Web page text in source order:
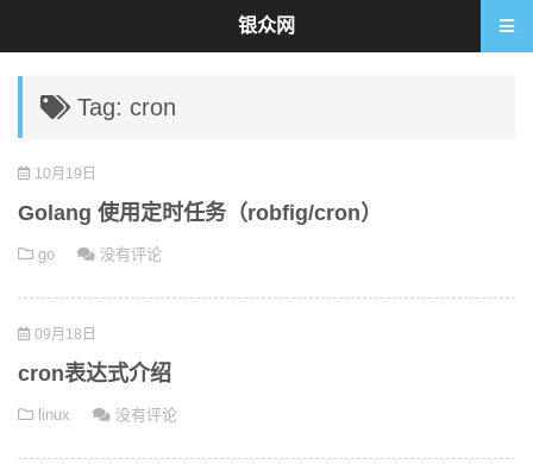
Tag: cron
10月19日
Golang 使用定时任务（robfig/cron）
go 没有评论
09月18日
cron表达式介绍
linux 没有评论
银众网